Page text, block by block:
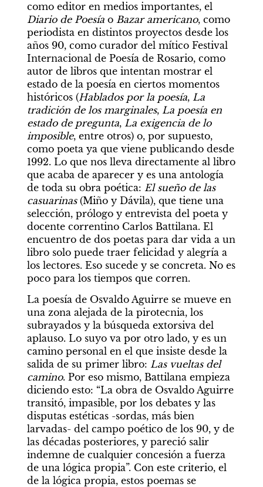
como editor en medios importantes, el
Diario de Poesía o Bazar americano, como
periodista en distintos proyectos desde los
años 90, como curador del mítico Festival
Internacional de Poesía de Rosario, como
autor de libros que intentan mostrar el
estado de la poesía en ciertos momentos
históricos (Hablados por la poesía, La
tradición de los marginales, La poesía en
estado de pregunta, La exigencia de lo
imposible, entre otros) o, por supuesto,
como poeta ya que viene publicando desde
1992. Lo que nos lleva directamente al libro
que acaba de aparecer y es una antología
de toda su obra poética: El sueño de las
casuarinas (Miño y Dávila), que tiene una
selección, prólogo y entrevista del poeta y
docente correntino Carlos Battilana. El
encuentro de dos poetas para dar vida a un
libro solo puede traer felicidad y alegría a
los lectores. Eso sucede y se concreta. No es
poco para los tiempos que corren.
La poesía de Osvaldo Aguirre se mueve en
una zona alejada de la pirotecnia, los
subrayados y la búsqueda extorsiva del
aplauso. Lo suyo va por otro lado, y es un
camino personal en el que insiste desde la
salida de su primer libro: Las vueltas del
camino. Por eso mismo, Battilana empieza
diciendo esto: “La obra de Osvaldo Aguirre
transitó, impasible, por los debates y las
disputas estéticas -sordas, más bien
larvadas- del campo poético de los 90, y de
las décadas posteriores, y pareció salir
indemne de cualquier concesión a fuerza
de una lógica propia”. Con este criterio, el
de la lógica propia, estos poemas se